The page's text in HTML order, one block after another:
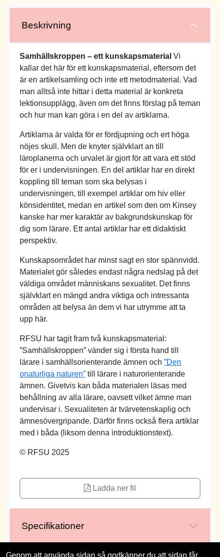
Beskrivning
Samhällskroppen – ett kunskapsmaterial Vi
kallar det här för ett kunskapsmaterial, eftersom det
är en artikelsamling och inte ett metodmaterial. Vad
man alltså inte hittar i detta material är konkreta
lektionsupplägg, även om det finns förslag på teman
och hur man kan göra i en del av artiklarna.
Artiklarna är valda för er fördjupning och ert höga
nöjes skull. Men de knyter självklart an till
läroplanerna och urvalet är gjort för att vara ett stöd
för er i undervisningen. En del artiklar har en direkt
koppling till teman som ska belysas i
undervisningen, till exempel artiklar om hiv eller
könsidentitet, medan en artikel som den om Kinsey
kanske har mer karaktär av bakgrundskunskap för
dig som lärare. Ett antal artiklar har ett didaktiskt
perspektiv.
Kunskapsområdet har minst sagt en stor spännvidd.
Materialet gör således endast några nedslag på det
väldiga området människans sexualitet. Det finns
självklart en mängd andra viktiga och intressanta
områden att belysa än dem vi har utrymme att ta
upp här.
RFSU har tagit fram två kunskapsmaterial:
”Samhällskroppen” vänder sig i första hand till
lärare i samhällsorienterande ämnen och ”Den
onaturliga naturen” till lärare i naturorienterande
ämnen. Givetvis kan båda materialen läsas med
behållning av alla lärare, oavsett vilket ämne man
undervisar i. Sexualiteten är tvärvetenskaplig och
ämnesövergripande. Därför finns också flera artiklar
med i båda (liksom denna introduktionstext).
© RFSU 2025
Ladda ner fil
Specifikationer
Genom att använda sidan så godkänner du att sidan får